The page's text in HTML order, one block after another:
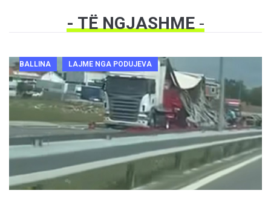
- TË NGJASHME-
BALLINA LAJME NGA PODUJEVA